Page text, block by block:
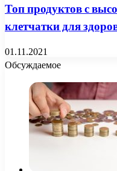
Топ продуктов с
клетчатки для
01.11.2021
Обсуждаемое